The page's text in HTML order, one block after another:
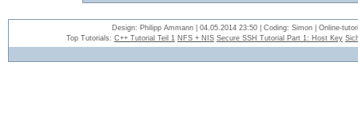
Design: Philipp Ammann | 04.05.2014 23:50 | Coding: Simon | Online-
Top Tutorials: C++ Tutorial Teil 1 NFS + NIS Secure SSH Tutorial Part 1: Host Key